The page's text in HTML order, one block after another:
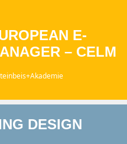
E-
– CELM
DESIGN